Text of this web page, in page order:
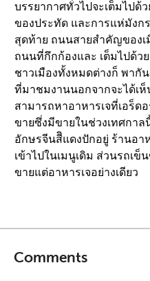
บรรยากาศทั่วไปจะเต็มไปด้
ของประทัด และการแห่มังก
สุดท้าย ถนนสายสำคัญของเ
ถนนที่กึกก้องและ เต็มไปด้ว
ชาวเมืองทั้งหมดต่างก็ พากั
ที่มาชมงานนอกจากจะได้เ
สามารถหาอาหารเจที่เอร็ด
ขายซึ่งมีขายในช่วงเทศกา
อักษรจีนสีิแดงปักอยู่ ร้านอา
เข้าไปในเมนูเดิม ส่วนรถเ
ขายแต่อาหารเจอย่างเดียว
Comments